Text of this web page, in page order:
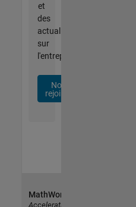
et
des
actualités
sur
l'entreprise.
Nous
rejoindre
MathWorks
Accelerating